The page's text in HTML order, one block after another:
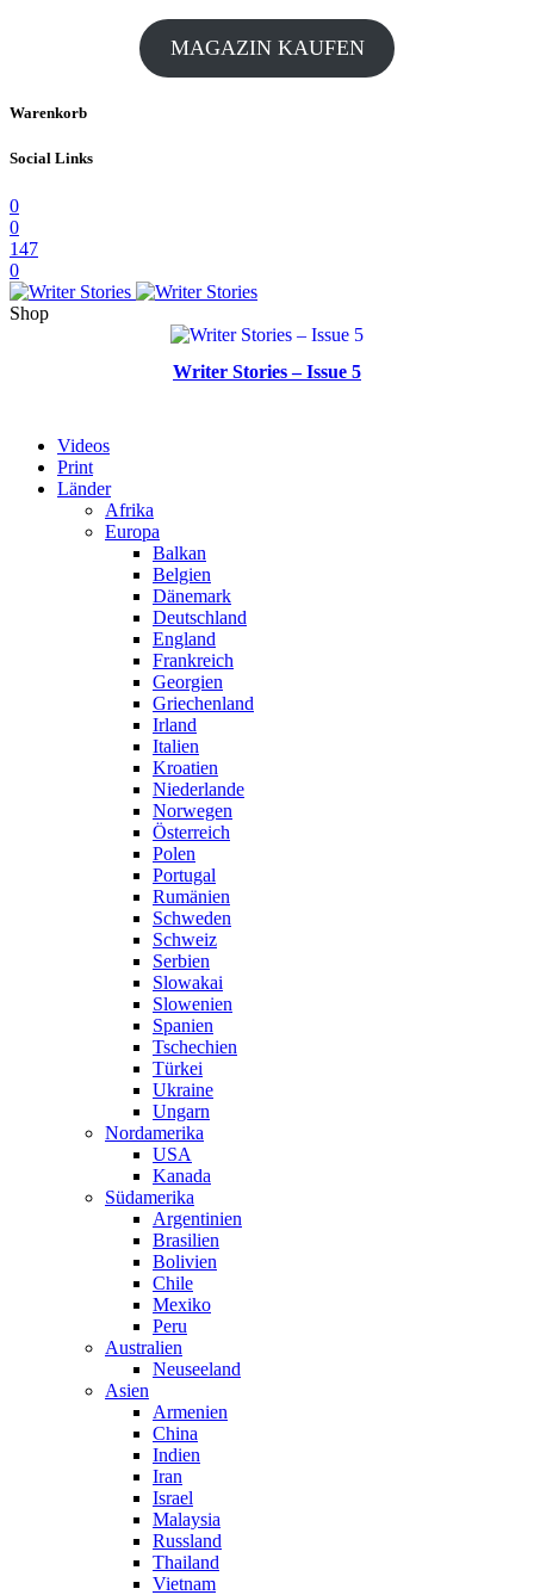
MAGAZIN KAUFEN
Warenkorb
Social Links
0
0
147
0
Shop
Writer Stories – Issue 5
Videos
Print
Länder
Afrika
Europa
Balkan
Belgien
Dänemark
Deutschland
England
Frankreich
Georgien
Griechenland
Irland
Italien
Kroatien
Niederlande
Norwegen
Österreich
Polen
Portugal
Rumänien
Schweden
Schweiz
Serbien
Slowakai
Slowenien
Spanien
Tschechien
Türkei
Ukraine
Ungarn
Nordamerika
USA
Kanada
Südamerika
Argentinien
Brasilien
Bolivien
Chile
Mexiko
Peru
Australien
Neuseeland
Asien
Armenien
China
Indien
Iran
Israel
Malaysia
Russland
Thailand
Vietnam